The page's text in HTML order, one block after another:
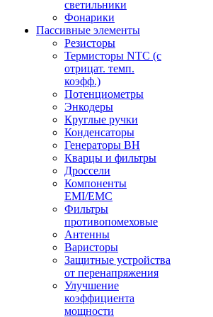
светильники
Фонарики
Пассивные элементы
Резисторы
Термисторы NTC (с
отрицат. темп.
коэфф.)
Потенциометры
Энкодеры
Круглые ручки
Конденсаторы
Генераторы ВН
Кварцы и фильтры
Дроссели
Компоненты
EMI/EMC
Фильтры
противопомеховые
Антенны
Варисторы
Защитные устройства
от перенапряжения
Улучшение
коэффициента
мощности